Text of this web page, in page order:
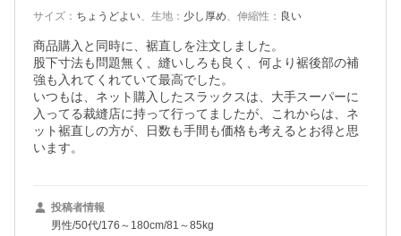
サイズ ： ちょうどよい、 生地 ： 少し厚め、 伸縮性 ： 良い
商品購入と同時に、裾直しを注文しました。
股下寸法も問題無く、縫いしろも良く、何より裾後部の補
強も入れてくれていて最高でした。
いつもは、ネット購入したスラックスは、大手スーパーに
入ってる裁縫店に持って行ってましたが、これからは、ネ
ット裾直しの方が、日数も手間も価格も考えるとお得と思
います。
投稿者情報
男性/50代/176～180cm/81～85kg